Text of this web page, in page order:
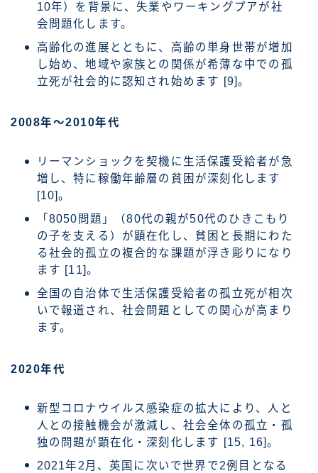
10年）を背景に、失業やワーキングプアが社
会問題化します。
高齢化の進展とともに、高齢の単身世帯が増加
し始め、地域や家族との関係が希薄な中での孤
立死が社会的に認知され始めます [9]。
2008年～2010年代
リーマンショックを契機に生活保護受給者が急
増し、特に稼働年齢層の貧困が深刻化します
[10]。
「8050問題」（80代の親が50代のひきこもり
の子を支える）が顕在化し、貧困と長期にわた
る社会的孤立の複合的な課題が浮き彫りになり
ます [11]。
全国の自治体で生活保護受給者の孤立死が相次
いで報道され、社会問題としての関心が高まり
ます。
2020年代
新型コロナウイルス感染症の拡大により、人と
人との接触機会が激減し、社会全体の孤立・孤
独の問題が顕在化・深刻化します [15, 16]。
2021年2月、英国に次いで世界で2例目となる